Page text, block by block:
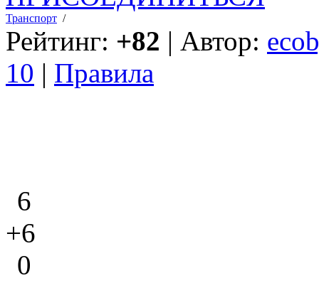
Транспорт /
Рейтинг: +82 | Автор:
10 | Правила
6
+6
0